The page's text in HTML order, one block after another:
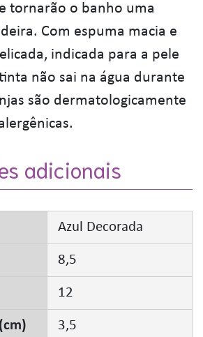
tornarão o banho uma
Com espuma macia e
indicada para a pele
não sai na água durante
são dermatologicamente
adicionais
Azul Decorada
8,5
12
3,5